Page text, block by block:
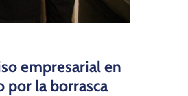
empresarial en
por la borrasca